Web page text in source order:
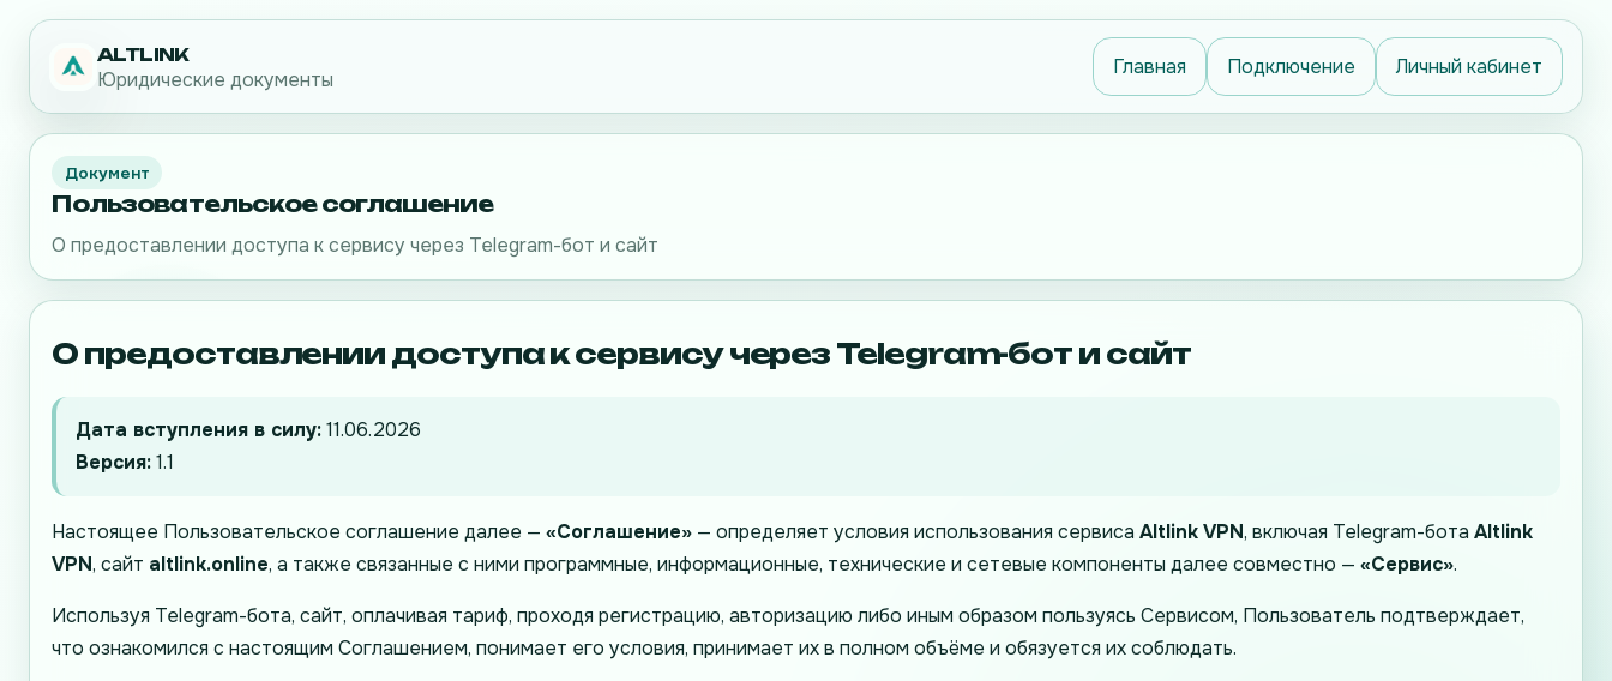
ALTLINK
Юридические документы Главная Подключение Личный кабинет
Документ
Пользовательское соглашение
О предоставлении доступа к сервису через Telegram-бот и сайт
О предоставлении доступа к сервису через Telegram-бот и сайт
Дата вступления в силу:11.06.2026
Версия:1.1
Настоящее Пользовательское соглашение далее —«Соглашение» — определяет условия использования сервисаAltlink VPN, включая Telegram-ботаAltlink
VPN, сайт altlink.online, а также связанные с ними программные, информационные, технические и сетевые компоненты далее совместно —«Сервис».
Используя Telegram-бота, сайт, оплачивая тариф, проходя регистрацию, авторизацию либо иным образом пользуясь Сервисом, Пользователь подтверждает,
что ознакомился с настоящим Соглашением, понимает его условия, принимает их в полном объёме и обязуется их соблюдать.